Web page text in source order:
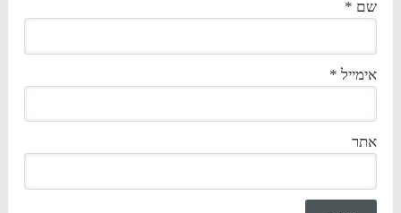
שם *
אימייל *
אתר